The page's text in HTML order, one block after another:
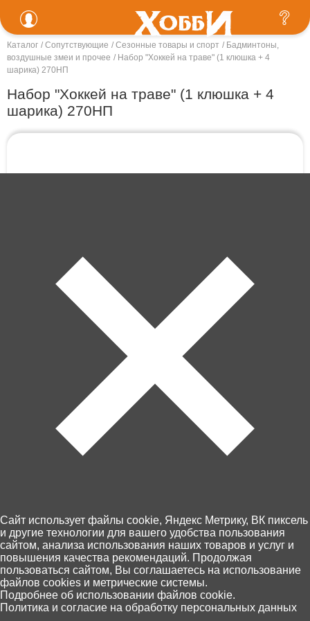
Каталог Сопутствующие Сезонные товары и спорт
Бадминтоны,
воздушные змеи и прочее
Набор "Хоккей на траве" (1 клюшка + 4
шарика) 270НП
Набор "Хоккей на траве" (1 клюшка + 4
шарика) 270НП
Артикул: 270НП
350 ₽ В корзину
Забрать сегодня!
Пункты выдачи Хоббит
46 по Калининграду и области
14 августа, (пятница)
Оплата - картой на сайте или при
получении
Экспресс доставка
Главная Каталог Корзина
0
Избранное Поиск
Cайт использует файлы cookie, Яндекс Метрику, ВК пиксель
и другие технологии для вашего удобства пользования
сайтом, анализа использования наших товаров и услуг и
повышения качества рекомендаций. Продолжая
пользоваться сайтом, Вы соглашаетесь на использование
файлов cookies и метрические системы.
Подробнее об использовании файлов cookie.
Политика и согласие на обработку персональных данных